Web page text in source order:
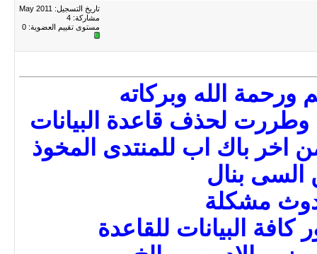
تاريخ التسجيل: May 2011
مشاركة: 4
مستوى تقييم العضوية: 0
ورحمة الله وبركاته
وطررت لحذف قاعدة البيانات
اخر باك اب للمنتدى المخوذ
السى بنال
مشكلة
البيانات للقاعدة